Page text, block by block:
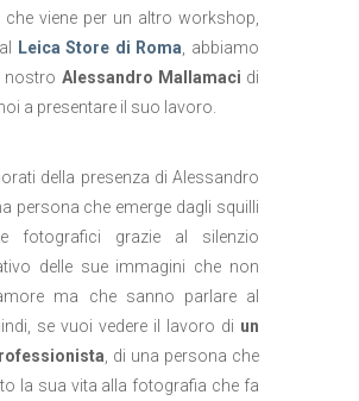
viene per un altro workshop,
Leica Store di Roma , abbiamo
nostro Alessandro Mallamaci di
a presentare il suo lavoro.
della presenza di Alessandro
persona che emerge dagli squilli
fotografici grazie al silenzio
delle sue immagini che non
ma che sanno parlare al
se vuoi vedere il lavoro di un
, di una persona che
la sua vita alla fotografia che fa